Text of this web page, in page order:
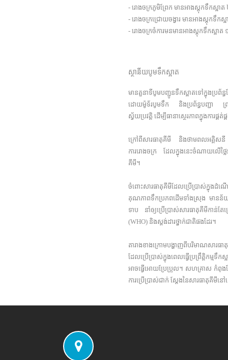
- រោងចក្រភូមិព្រែក មានអាងស្តុកទឹកស្អា
- រោងចក្រជ្រោយចង្វារ មានអាងស្តុកទឹក
- រោងចក្រចំការមនមានអាងស្តុកទឹកស្អាត
ស្ថានីយបូមទឹកស្អាត
មានតួនាទីបូមបញ្ជូនទឹកស្អាតទៅក្នុងប្រ
ដោយម៉ូទ័របូមទឹក និងប្រព័ន្ធបញ្ជា ព្រ
ស្វ័យប្រវត្តិ ដើម្បីធានាស្ថេរភាពក្នុងការផ្គត់
ក្រៅពីសារធាតុគីមី និងថាមពលអគ្គិស
ការរោងចក្រ ដែលក្នុងនេះចំណាយលើថ្លៃ
គីមី។
ចំពោះសារធាតុគីមីដែលប្រើប្រាស់ក្នុងដំ
គុណភាពទឹកប្រភពដើមទាំងស្រុង មានន័
ទាប នាំឲ្យប្រើប្រាស់សារធាតុគីមីកាន់
(WHO) និងស្តង់ដារថ្នាក់ជាតិផងដែរ។
តារាងខាងក្រោមបង្ហាញពីបរិមាណសារធ
ដែលប្រើប្រាស់ក្នុងពេលធ្វើប្រព្រឹត្តិកម្
អាចធ្វើអោយប្រែប្រួល។ សហគ្រាស កំពុងត
ការប្រើប្រាស់ជាក់ ស្តែងនៃសារធាតុគីមី